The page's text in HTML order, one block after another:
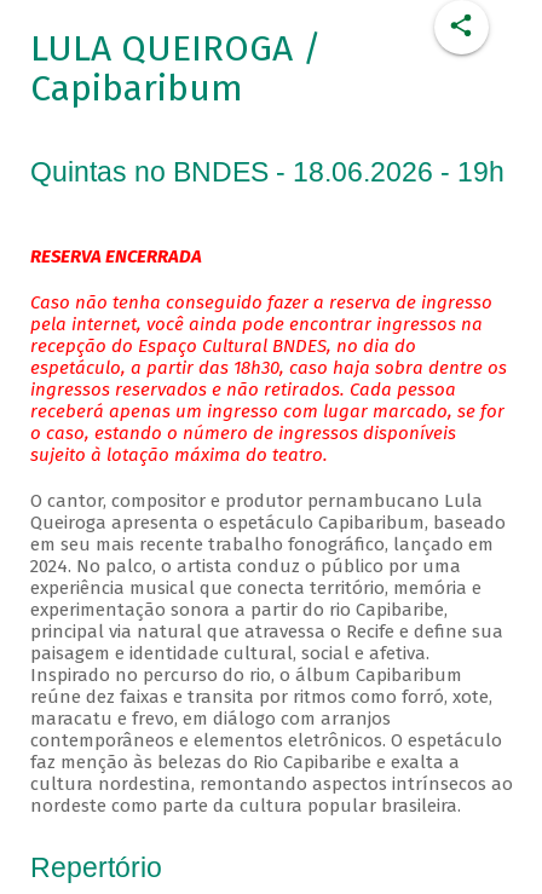
LULA QUEIROGA /
Capibaribum
Quintas no BNDES - 18.06.2026 - 19h
RESERVA ENCERRADA
Caso não tenha conseguido fazer a reserva de ingresso
pela internet, você ainda pode encontrar ingressos na
recepção do Espaço Cultural BNDES, no dia do
espetáculo, a partir das 18h30, caso haja sobra dentre os
ingressos reservados e não retirados. Cada pessoa
receberá apenas um ingresso com lugar marcado, se for
o caso, estando o número de ingressos disponíveis
sujeito à lotação máxima do teatro.
O cantor, compositor e produtor pernambucano Lula
Queiroga apresenta o espetáculo Capibaribum, baseado
em seu mais recente trabalho fonográfico, lançado em
2024. No palco, o artista conduz o público por uma
experiência musical que conecta território, memória e
experimentação sonora a partir do rio Capibaribe,
principal via natural que atravessa o Recife e define sua
paisagem e identidade cultural, social e afetiva.
Inspirado no percurso do rio, o álbum Capibaribum
reúne dez faixas e transita por ritmos como forró, xote,
maracatu e frevo, em diálogo com arranjos
contemporâneos e elementos eletrônicos. O espetáculo
faz menção às belezas do Rio Capibaribe e exalta a
cultura nordestina, remontando aspectos intrínsecos ao
nordeste como parte da cultura popular brasileira.
Repertório